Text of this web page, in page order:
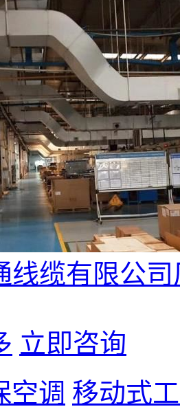
线缆有限公
立即咨询
空调 移动式